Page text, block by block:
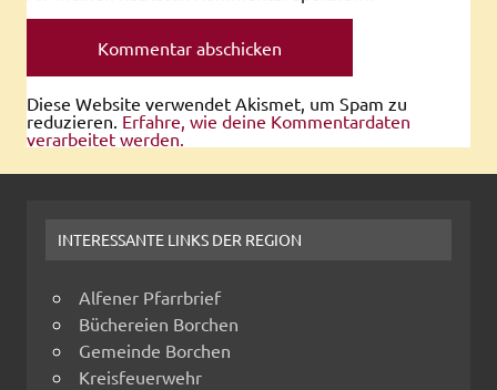
Diese Website verwendet Akismet, um Spam zu
reduzieren. Erfahre, wie deine Kommentardaten
verarbeitet werden.
INTERESSANTE LINKS DER REGION
Alfener Pfarrbrief
Büchereien Borchen
Gemeinde Borchen
Kreisfeuerwehr